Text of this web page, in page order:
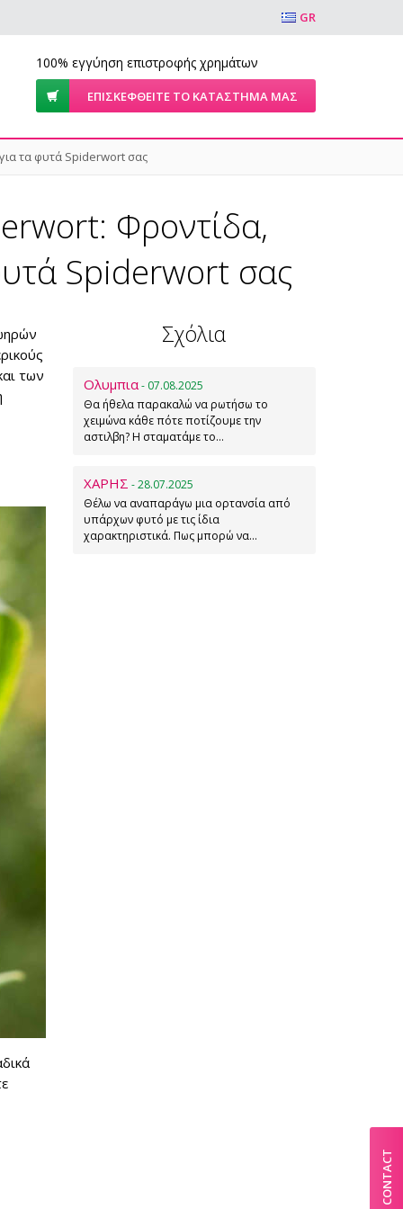
GR
100% εγγύηση επιστροφής χρημάτων
ΕΠΙΣΚΕΦΘΕΊΤΕ ΤΟ ΚΑΤΆΣΤΗΜΆ ΜΑΣ
τα φυτά Spiderwort σας
Φροντίδα,
Spiderwort σας
των
Σχόλια
Ολυμπια- 07.08.2025
Θα ήθελα παρακαλώ να ρωτήσω το
χειμώνα κάθε πότε ποτίζουμε την
αστιλβη? Η σταματάμε το…
ΧΑΡΗΣ - 28.07.2025
Θέλω να αναπαράγω μια ορτανσία από
υπάρχων φυτό με τις ίδια
χαρακτηριστικά. Πως μπορώ να…
CONTACT